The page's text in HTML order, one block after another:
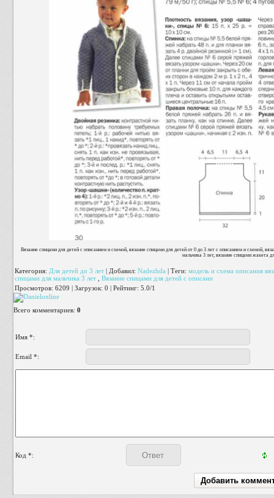
Вязание спицами для детей с описанием и схемой, вязание спицами для детей от 0 до 3 лет с описанием и схемой,
мальчика 3 лет, вязание спицами жакета
Категория: Для детей до 3 лет | Добавил: Nadezhda | Теги: модель и схема описания
спицами для мальчика 3 лет
Вязание спицами для детей с описани
Просмотров: 6209 | Загрузок: 0 | Рейтинг: 5.0/1
Всего комментариев: 0
Имя *:
Email *:
Код *: